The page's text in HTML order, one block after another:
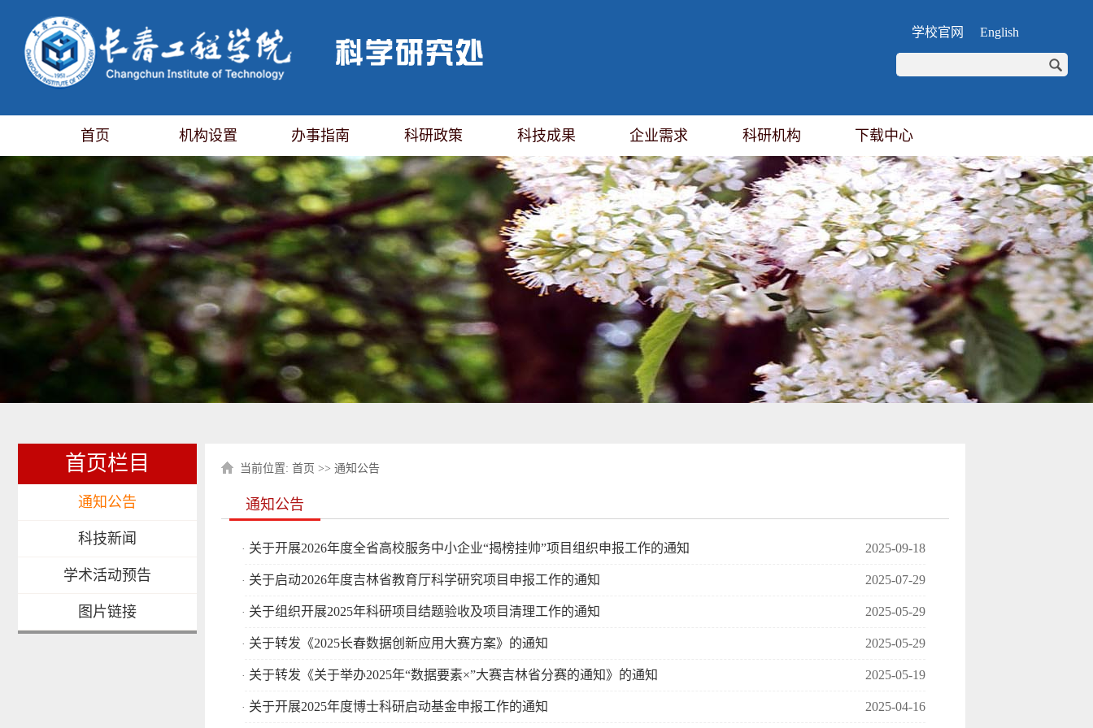
学校官网 English
首页 机构设置 办事指南 科研政策 科技成果 企业需求 科研机构 下载中心
首页栏目
通知公告
科技新闻
学术活动预告
图片链接
当前位置: 首页 >> 通知公告
通知公告
· 关于开展2026年度全省高校服务中小企业“揭榜挂帅”项目组织申报工作的通知 2025-09-18
· 关于启动2026年度吉林省教育厅科学研究项目申报工作的通知 2025-07-29
· 关于组织开展2025年科研项目结题验收及项目清理工作的通知 2025-05-29
· 关于转发《2025长春数据创新应用大赛方案》的通知 2025-05-29
· 关于转发《关于举办2025年“数据要素×”大赛吉林省分赛的通知》的通知 2025-05-19
· 关于开展2025年度博士科研启动基金申报工作的通知 2025-04-16